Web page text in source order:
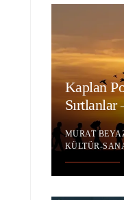
Kaplan
Sırtlanlar
MURAT
KÜLTÜR-